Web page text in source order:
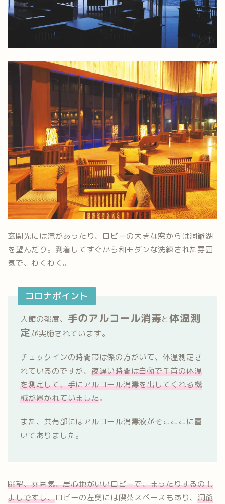
玄関先には滝があったり、ロビーの大きな窓からは洞爺湖
を望んだり。到着してすぐから和モダンな洗練された雰囲
気で、わくわく。
コロナポイント
入館の都度、 手のアルコール消毒と体温測
定が実施されています。
チェックインの時間帯は係の方がいて、体温測定さ
れているのですが、 夜遅い時間は自動で手首の体温
を測定して、手にアルコール消毒を出してくれる機
械が置かれていました。
また、共有部にはアルコール消毒液がそこここに置
いてありました。
眺望、雰囲気、居心地がいいロビーで、まったりするのも
よしですし、ロビーの左奥には喫茶スペースもあり、洞爺